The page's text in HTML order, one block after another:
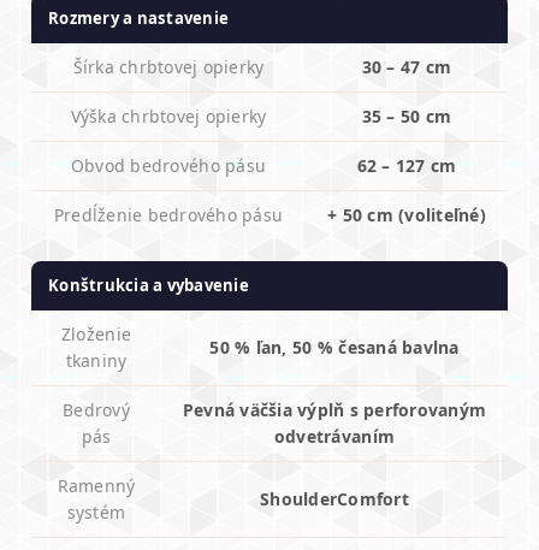
Rozmery a nastavenie
Šírka chrbtovej opierky 30 – 47 cm
Výška chrbtovej opierky 35 – 50 cm
Obvod bedrového pásu 62 – 127 cm
Predĺženie bedrového pásu + 50 cm (voliteľné)
Konštrukcia a vybavenie
Zloženie
tkaniny
50 % ľan, 50 % česaná bavlna
Bedrový
pás
Pevná väčšia výplň s perforovaným
odvetrávaním
Ramenný
systém
ShoulderComfort